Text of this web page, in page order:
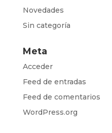
Novedades
Sin categoría
Meta
Acceder
Feed de entradas
Feed de comentarios
WordPress.org